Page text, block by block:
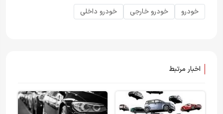
خودرو خودرو خارجی خودرو داخلی
اخبار مرتبط